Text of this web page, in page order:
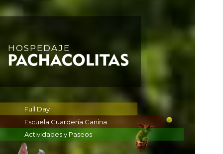
Actividades y Paseos
HOS P EDAJ E
Escuela Guardería Canina
Full Day